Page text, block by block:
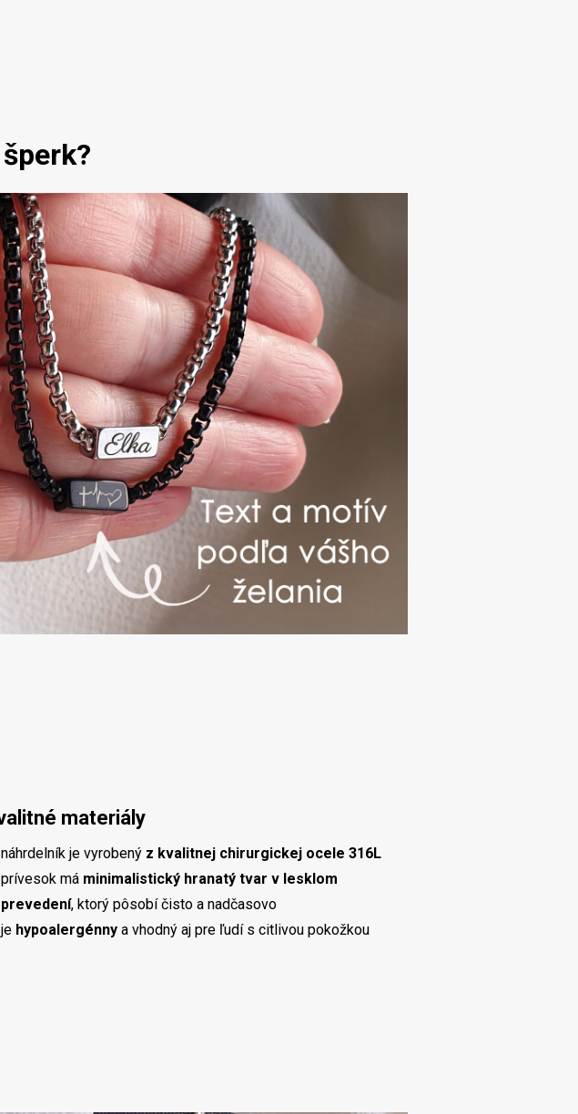
materiály
náhrdelník je vyrobený z kvalitnej chirurgickej ocele 316L
prívesok má minimalistický hranatý tvar v lesklom
prevedení, ktorý pôsobí čisto a nadčasovo
je hypoalergénnya vhodný aj pre ľudí s citlivou pokožkou